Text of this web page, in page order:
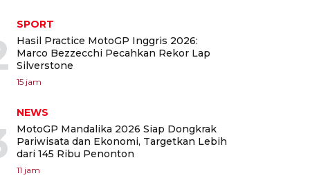
SPORT
Hasil Practice MotoGP Inggris 2026:
Marco Bezzecchi Pecahkan Rekor Lap
Silverstone
15 jam
NEWS
MotoGP Mandalika 2026 Siap Dongkrak
Pariwisata dan Ekonomi, Targetkan Lebih
dari 145 Ribu Penonton
11 jam